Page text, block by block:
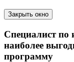
Закрыть окно
Специалист по
наиболее
программу